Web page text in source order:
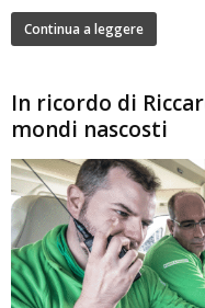
Continua a leggere
In ricordo di
mondi nascosti